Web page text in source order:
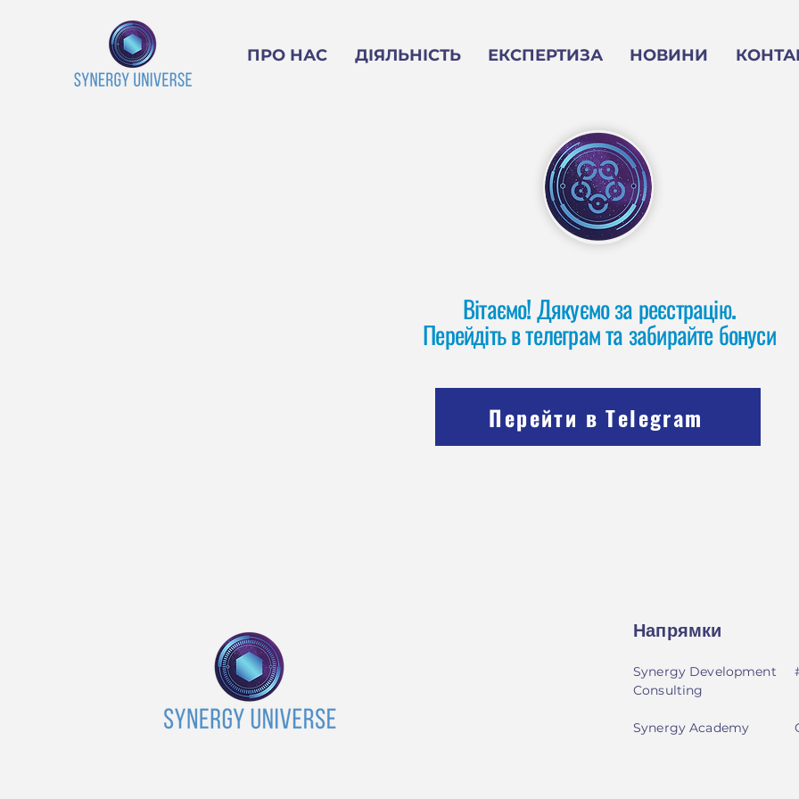
ПРО НАС ДІЯЛЬНІСТЬ ЕКСПЕРТИЗА НОВИНИ
Вітаємо! Дякуємо за реєстрацію.
Перейдіть в телеграм та забирайте бонуси
Перейти в Telegram
Напрямки
Synergy Development
Consulting
Synergy Academy